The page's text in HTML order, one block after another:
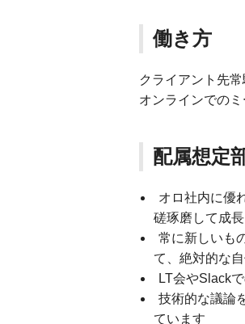
働き方
クライアント先
オンラインでの
配属想定
オロ社内に優
磋琢磨して成
常に新しいも
て、絶対的な
LT会やSlack
技術的な議論
ています